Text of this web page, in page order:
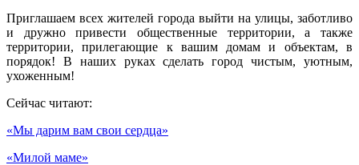
Приглашаем всех жителей города выйти на улицы, заботливо
и дружно привести общественные территории, а также
территории, прилегающие к вашим домам и объектам, в
порядок! В наших руках сделать город чистым, уютным,
ухоженным!
Сейчас читают:
«Мы дарим вам свои сердца»
«Милой маме»